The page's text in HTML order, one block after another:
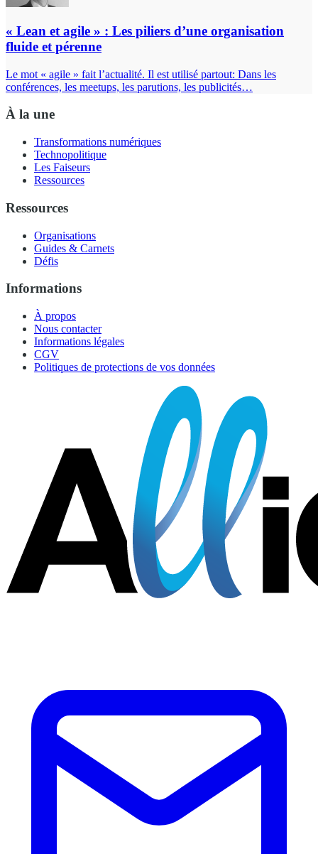
« Lean et agile » : Les piliers d’une organisation
fluide et pérenne
Le mot « agile » fait l’actualité. Il est utilisé partout: Dans les
conférences, les meetups, les parutions, les publicités…
À la une
Transformations numériques
Technopolitique
Les Faiseurs
Ressources
Ressources
Organisations
Guides & Carnets
Défis
Informations
À propos
Nous contacter
Informations légales
CGV
Politiques de protections de vos données